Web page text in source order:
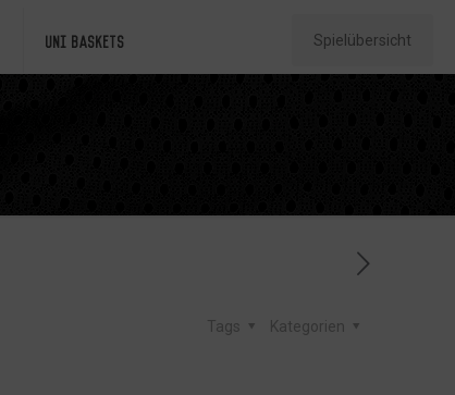
Uni Baskets Spielübersicht
Kategorien
Tags